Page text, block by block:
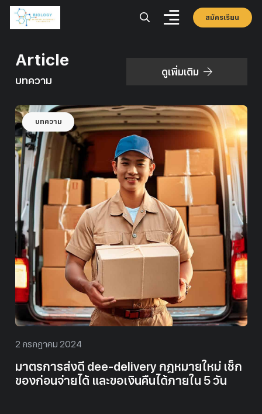
สมัครเรียน
Article
บทความ
ดูเพิ่มเติม
บทความ
2 กรกฎาคม 2024
มาตรการส่งดี dee-delivery กฎหมายใหม่ เช็ก
ของก่อนจ่ายได้ และขอเงินคืนได้ภายใน 5 วัน